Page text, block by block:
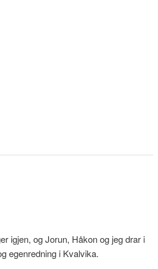
igjen, og Jorun, Håkon og jeg drar i
egenredning i Kvalvika.